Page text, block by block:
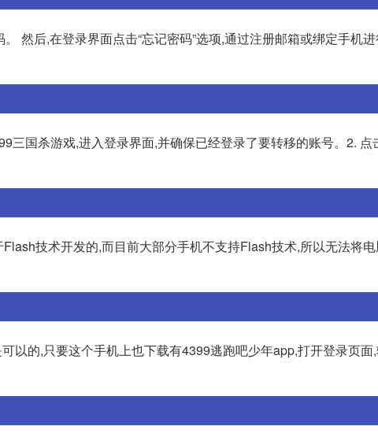
然后,在登录界面点击“忘记密码”选项,通过注册邮箱或绑定手机
三国杀游戏,进入登录界面,并确保已经登录了要转移的账号。2. 点
技术开发的,而目前大部分手机不支持Flash技术,所以无法将
以的,只要这个手机上也下载有4399逃跑吧少年app,打开登录页面